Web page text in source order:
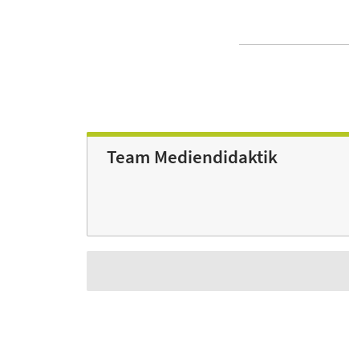
Team Mediendidaktik